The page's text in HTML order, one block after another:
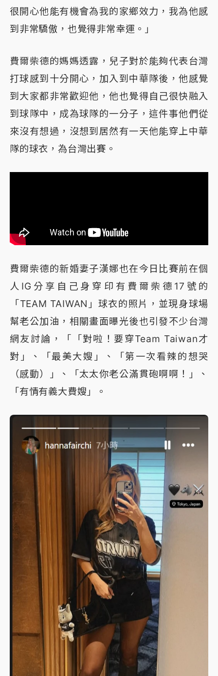
很開心他能有機會為我的家鄉效力，我為他感
到非常驕傲，也覺得非常幸運。」
費爾柴德的媽媽透露，兒子對於能夠代表台灣
打球感到十分開心，加入到中華隊後，他感覺
到大家都非常歡迎他，他也覺得自己很快融入
到球隊中，成為球隊的一分子，這件事他們從
來沒有想過，沒想到居然有一天他能穿上中華
隊的球衣，為台灣出賽。
費爾柴德的新婚妻子漢娜也在今日比賽前在個
人IG分享自己身穿印有費爾柴德17號的
「TEAM TAIWAN」球衣的照片，並現身球場
幫老公加油，相關畫面曝光後也引發不少台灣
網友討論，「「對啦！要穿Team Taiwan才
對」、「最美大嫂」、「第一次看辣的想哭
（感動）」、「太太你老公滿貫砲啊啊！」、
「有情有義大費嫂」。